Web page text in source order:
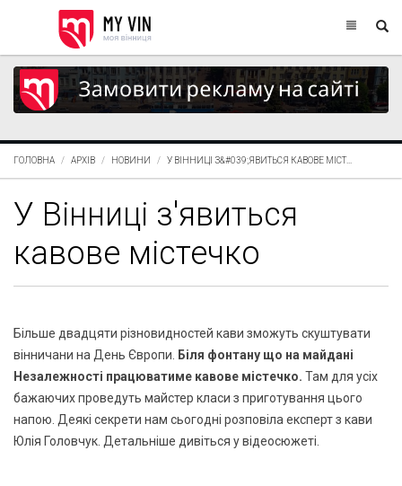
ГОЛОВНА АРХІВ НОВИНИ У ВІННИЦІ З&#039;ЯВИТЬСЯ КАВОВЕ МІСТ...
У Вінниці з'явиться
кавове містечко
Більше двадцяти різновидностей кави зможуть скуштувати
вінничани на День Європи.
Біля фонтану що на майдані
Незалежності працюватиме кавове містечко. Там для усіх
бажаючих проведуть майстер класи з приготування цього
напою. Деякі секрети нам сьогодні розповіла експерт з кави
Юлія Головчук. Детальніше дивіться у відеосюжеті.